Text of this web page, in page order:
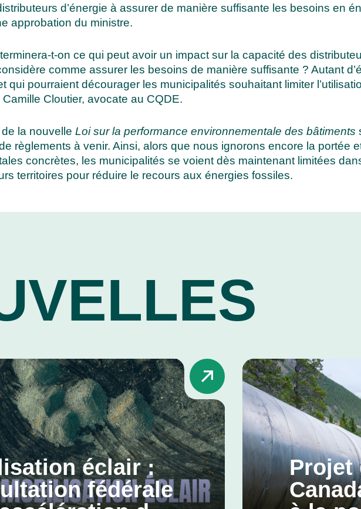
d’énergie à assurer de manière suffisante les besoins en
approbation du ministre.
t-on ce qui peut avoir un impact sur la capacité des
comme assurer les besoins de manière suffisante ? Autant
qui pourraient décourager les municipalités souhaitant limiter
Camille Cloutier, avocate au CQDE.
de la nouvelle Loi sur la performance environnementale des bâtiments
règlements à venir. Ainsi, alors que nous ignorons encore la portée
concrètes, les municipalités se voient dès maintenant limitées
territoires pour réduire le recours aux énergies fossiles.
éclair :
fédérale
Projet